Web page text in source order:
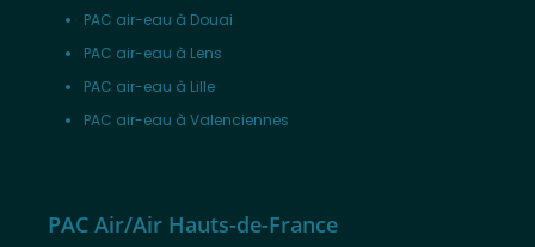
PAC air-eau à Douai
PAC air-eau à Lens
PAC air-eau à Lille
PAC air-eau à Valenciennes
PAC Air/Air Hauts-de-France